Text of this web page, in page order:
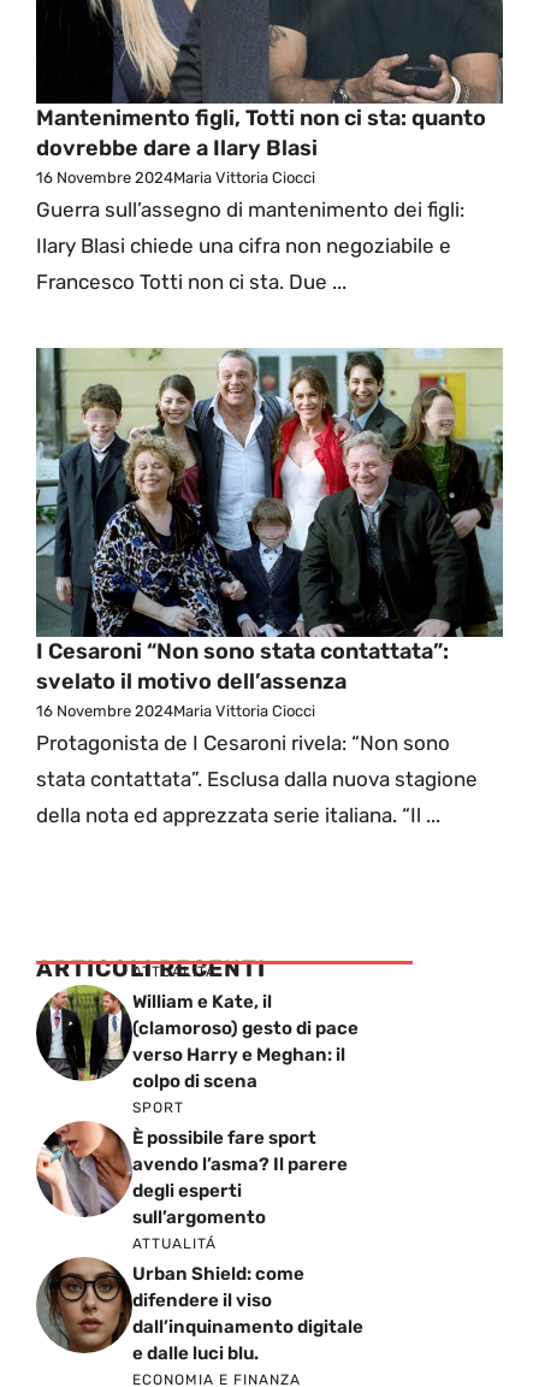
Mantenimento figli, Totti non ci sta: quanto
dovrebbe dare a Ilary Blasi
16 Novembre 2024Maria Vittoria Ciocci
Guerra sull’assegno di mantenimento dei figli:
Ilary Blasi chiede una cifra non negoziabile e
Francesco Totti non ci sta. Due ...
I Cesaroni “Non sono stata contattata”:
svelato il motivo dell’assenza
16 Novembre 2024Maria Vittoria Ciocci
Protagonista de I Cesaroni rivela: “Non sono
stata contattata”. Esclusa dalla nuova stagione
della nota ed apprezzata serie italiana. “Il ...
ARTICOLI RECENTI
ATTUALITÁ
William e Kate, il
(clamoroso) gesto di pace
verso Harry e Meghan: il
colpo di scena
SPORT
È possibile fare sport
avendo l’asma? Il parere
degli esperti
sull’argomento
ATTUALITÁ
Urban Shield: come
difendere il viso
dall’inquinamento digitale
e dalle luci blu.
ECONOMIA E FINANZA